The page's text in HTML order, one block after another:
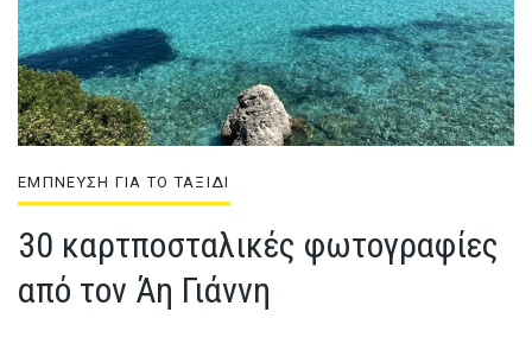
ΕΜΠΝΕΥΣΗ ΓΙΑ ΤΟ ΤΑΞΙΔΙ
30 καρτποσταλικές φωτογραφίες
από τον Άη Γιάννη